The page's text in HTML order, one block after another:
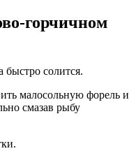
горчичном
солится.
малосольную форель и
смазав рыбу